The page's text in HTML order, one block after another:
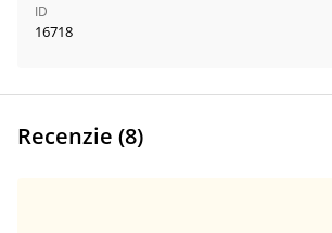
ID
16718
Recenzie (8)